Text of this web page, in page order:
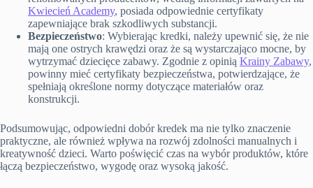
Kwiecień Academy, posiada odpowiednie certyfikaty
zapewniające brak szkodliwych substancji.
Bezpieczeństwo: Wybierając kredki, należy upewnić się, że nie
mają one ostrych krawędzi oraz że są wystarczająco mocne, by
wytrzymać dziecięce zabawy. Zgodnie z opinią Krainy Zabawy,
powinny mieć certyfikaty bezpieczeństwa, potwierdzające, że
spełniają określone normy dotyczące materiałów oraz
konstrukcji.
Podsumowując, odpowiedni dobór kredek ma nie tylko znaczenie
praktyczne, ale również wpływa na rozwój zdolności manualnych i
kreatywność dzieci. Warto poświęcić czas na wybór produktów, które
łączą bezpieczeństwo, wygodę oraz wysoką jakość.